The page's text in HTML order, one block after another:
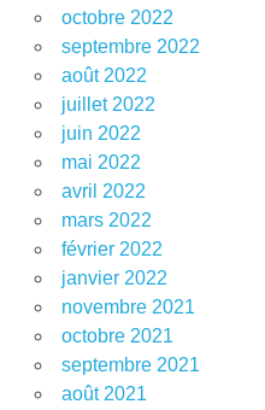
octobre 2022
septembre 2022
août 2022
juillet 2022
juin 2022
mai 2022
avril 2022
mars 2022
février 2022
janvier 2022
novembre 2021
octobre 2021
septembre 2021
août 2021